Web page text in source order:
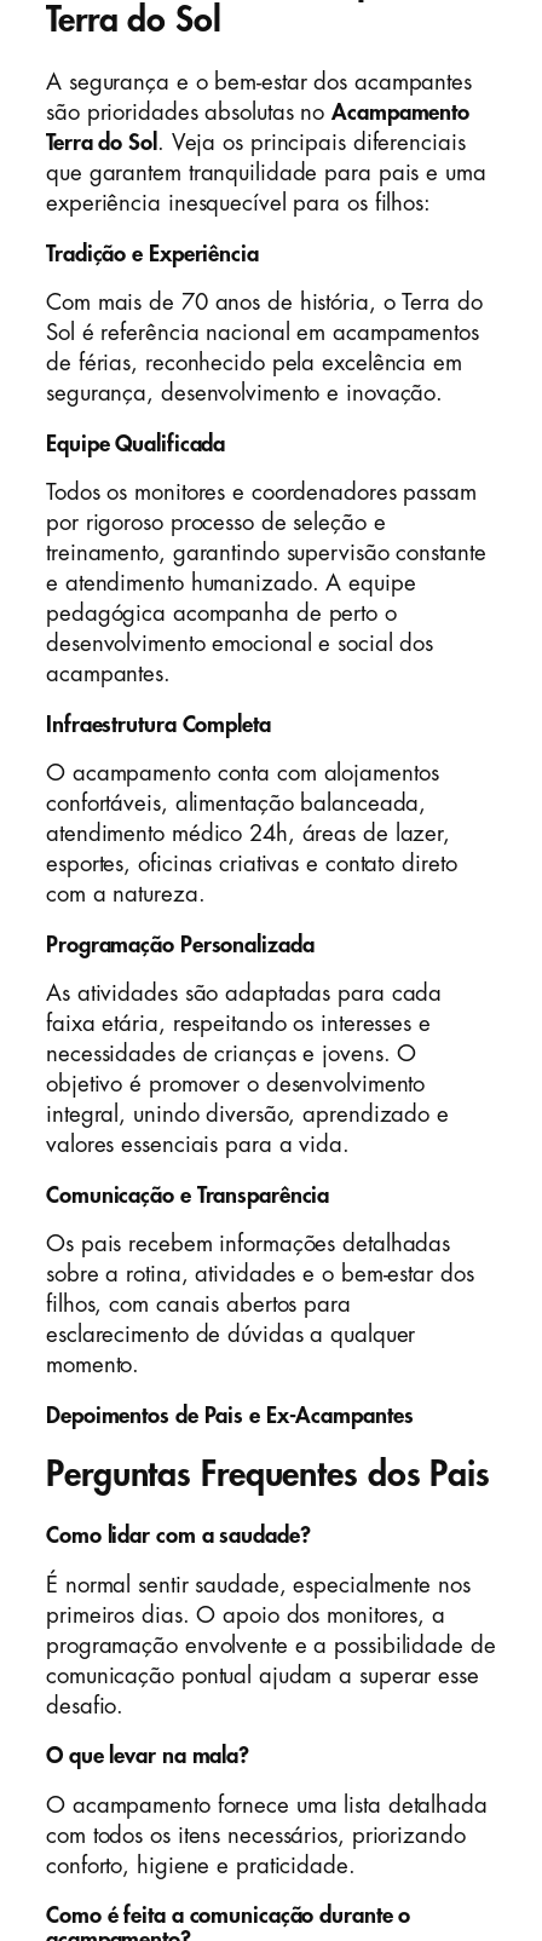
Terra do Sol
A segurança e o bem-estar dos acampantes
são prioridades absolutas noAcampamento
Terra do Sol . Veja os principais diferenciais
que garantem tranquilidade para pais e uma
experiência inesquecível para os filhos:
Tradição e Experiência
Com mais de 70 anos de história, o Terra do
Sol é referência nacional em acampamentos
de férias, reconhecido pela excelência em
segurança, desenvolvimento e inovação.
Equipe Qualificada
Todos os monitores e coordenadores passam
por rigoroso processo de seleção e
treinamento, garantindo supervisão constante
e atendimento humanizado. A equipe
pedagógica acompanha de perto o
desenvolvimento emocional e social dos
acampantes.
Infraestrutura Completa
O acampamento conta com alojamentos
confortáveis, alimentação balanceada,
atendimento médico 24h, áreas de lazer,
esportes, oficinas criativas e contato direto
com a natureza.
Programação Personalizada
As atividades são adaptadas para cada
faixa etária, respeitando os interesses e
necessidades de crianças e jovens. O
objetivo é promover o desenvolvimento
integral, unindo diversão, aprendizado e
valores essenciais para a vida.
Comunicação e Transparência
Os pais recebem informações detalhadas
sobre a rotina, atividades e o bem-estar dos
filhos, com canais abertos para
esclarecimento de dúvidas a qualquer
momento.
Depoimentos de Pais e Ex-Acampantes
Perguntas Frequentes dos Pais
Como lidar com a saudade?
É normal sentir saudade, especialmente nos
primeiros dias. O apoio dos monitores, a
programação envolvente e a possibilidade de
comunicação pontual ajudam a superar esse
desafio.
O que levar na mala?
O acampamento fornece uma lista detalhada
com todos os itens necessários, priorizando
conforto, higiene e praticidade.
Como é feita a comunicação durante o